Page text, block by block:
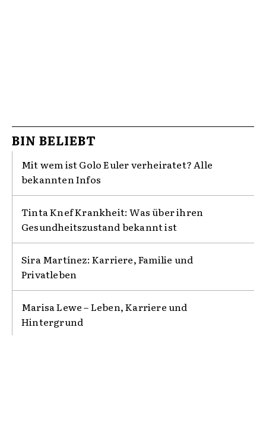
BIN BELIEBT
Mit wem ist Golo Euler verheiratet? Alle
bekannten Infos
Tinta Knef Krankheit: Was über ihren
Gesundheitszustand bekannt ist
Sira Martínez: Karriere, Familie und
Privatleben
Marisa Lewe – Leben, Karriere und
Hintergrund